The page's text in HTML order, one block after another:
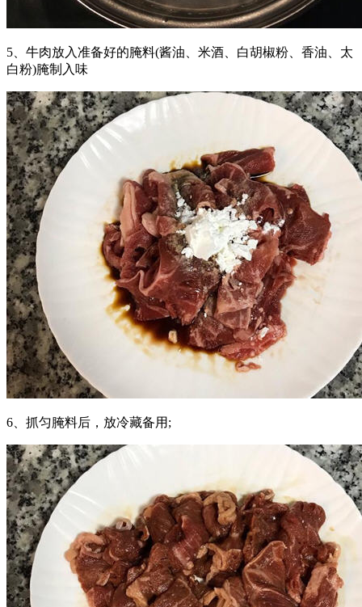
5、牛肉放入准备好的腌料(酱油、米酒、白胡椒粉、香油、太
白粉)腌制入味
6、抓匀腌料后，放冷藏备用;